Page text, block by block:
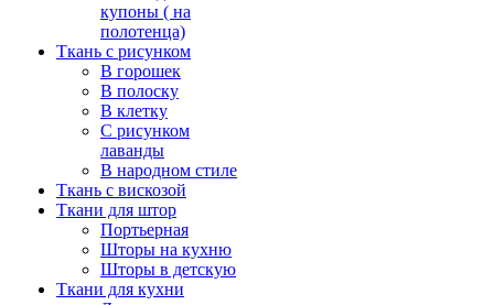
купоны ( на
полотенца)
Ткань с рисунком
В горошек
В полоску
В клетку
С рисунком
лаванды
В народном стиле
Ткань с вискозой
Ткани для штор
Портьерная
Шторы на кухню
Шторы в детскую
Ткани для кухни